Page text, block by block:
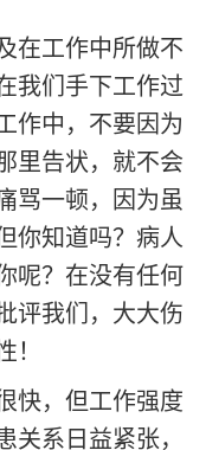
在工作中所做不
我们手下工作过
作中，不要因为
里告状，就不会
骂一顿，因为虽
你知道吗？病人
呢？在没有任何
评我们，大大伤
！
快，但工作强度
关系日益紧张，